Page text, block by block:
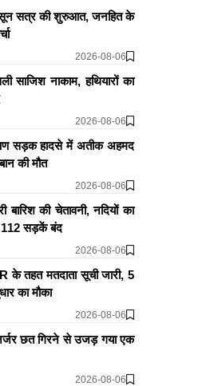
सत्र की शुरुआत, जनहित के
2026-08-06
साजिश नाकाम, हथियारों का
2026-08-06
सड़क हादसे में अतीक अहमद
की मौत
2026-08-06
बारिश की चेतावनी, नदियों का
112 सड़कें बंद
2026-08-06
के तहत मतदाता सूची जारी, 5
का मौका
2026-08-06
छत गिरने से उजड़ गया एक
2026-08-06